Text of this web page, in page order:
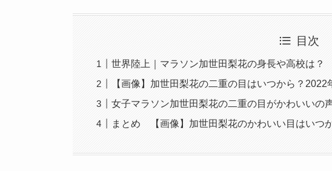
目次
世界陸上｜マラソン加世田梨花の身長や高校は？
【画像】加世田梨花の二重の目はいつから？2022
女子マラソン加世田梨花の二重の目がかわいいの
まとめ 【画像】加世田梨花のかわいい目はいつ